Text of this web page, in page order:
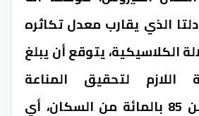
الذي يقارب معدل تكاثره
3 للسلالة الكلاسيكية، يتوقع أن يبلغ
اللازم لتحقيق المناعة
الجماعية أكثر من 85 بالمائة من السكان، أي